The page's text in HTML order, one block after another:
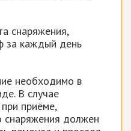
снаряжения,
за каждый день
необходимо в
В случае
приёме,
снаряжения должен